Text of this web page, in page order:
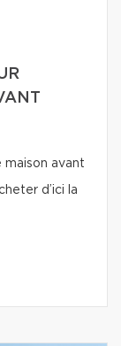
avant
d’ici la